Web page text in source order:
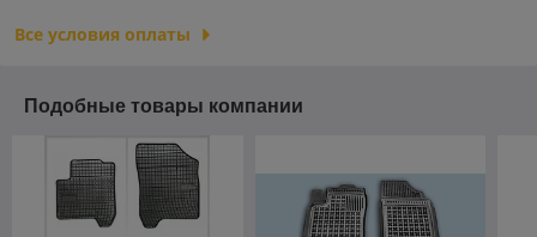
Все условия оплаты
Подобные товары компании